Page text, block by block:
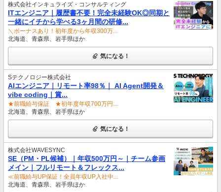
株式会社インキュライズ・コンサルティング
ITエンジニア｜履歴書不要！完全未経験OK◎同期と
一緒にイチから学べる3ヶ月間の研修...
＼ボーナスあり！初年度から年収300万...
北海道、青森県、岩手県ほか
気になる！
Sテクノロジー株式会社
AIエンジニア｜リモート率98％｜ AI Agent開発＆
vibe coding｜賞...
★前職給与保証 ★初年度年収700万円...
北海道、青森県、岩手県ほか
気になる！
株式会社WAVESYNC
SE（PM・PL候補）｜年収500万円～｜チーム参画
メイン｜フルリモート＆フレックス...
≪前職給与UP保証！全員年収UP入社中...
北海道、青森県、岩手県ほか